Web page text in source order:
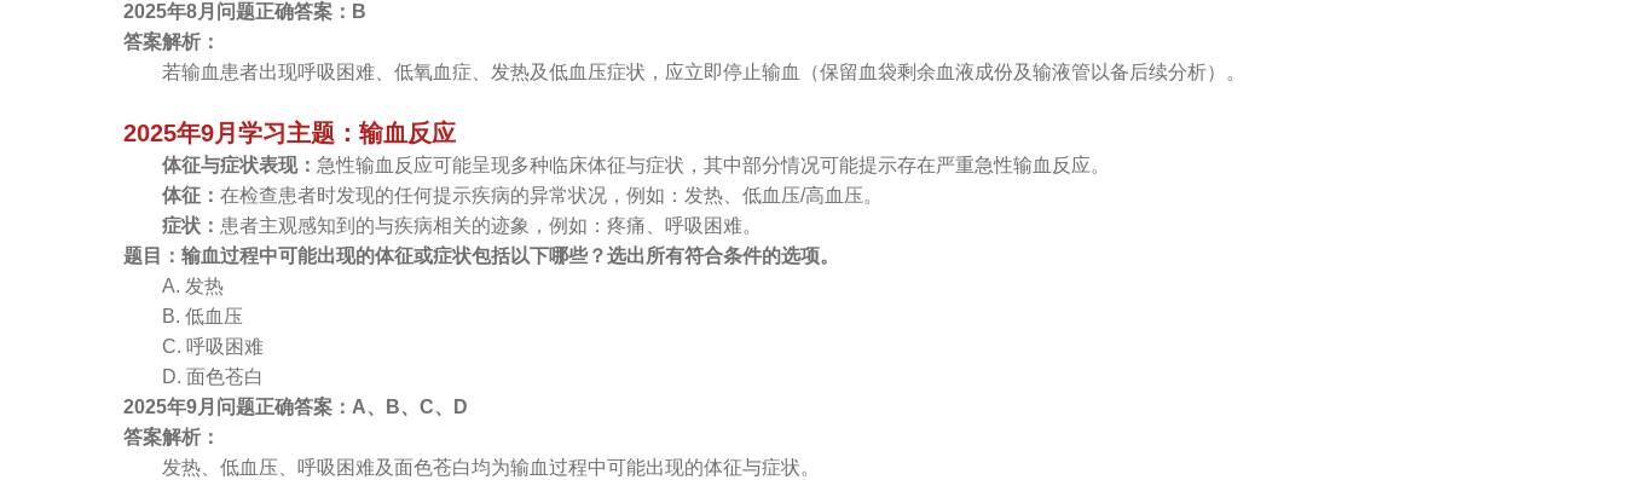
2025年8月问题正确答案：B
答案解析：
若输血患者出现呼吸困难、低氧血症、发热及低血压症状，应立即停止输血（保留血袋剩余血液成份及输液管以备后续分析）。
2025年9月学习主题：输血反应
体征与症状表现： 急性输血反应可能呈现多种临床体征与症状，其中部分情况可能提示存在严重急性输血反应。
体征： 在检查患者时发现的任何提示疾病的异常状况，例如：发热、低血压/高血压。
症状： 患者主观感知到的与疾病相关的迹象，例如：疼痛、呼吸困难。
题目：输血过程中可能出现的体征或症状包括以下哪些？选出所有符合条件的选项。
A. 发热
B. 低血压
C. 呼吸困难
D. 面色苍白
2025年9月问题正确答案：A、B、C、D
答案解析：
发热、低血压、呼吸困难及面色苍白均为输血过程中可能出现的体征与症状。